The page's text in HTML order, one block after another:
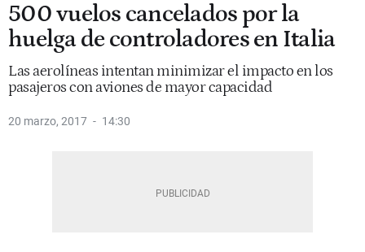
500 vuelos cancelados por la
huelga de controladores en Italia
Las aerolíneas intentan minimizar el impacto en los
pasajeros con aviones de mayor capacidad
20 marzo, 2017 14:30